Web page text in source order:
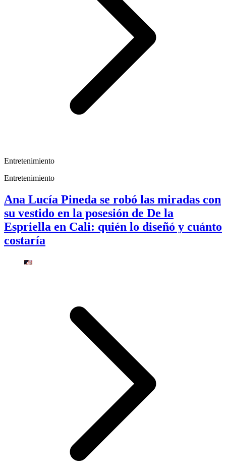
Entretenimiento
Entretenimiento
Ana Lucía Pineda se robó las miradas con
su vestido en la posesión de De la
Espriella en Cali: quién lo diseñó y cuánto
costaría